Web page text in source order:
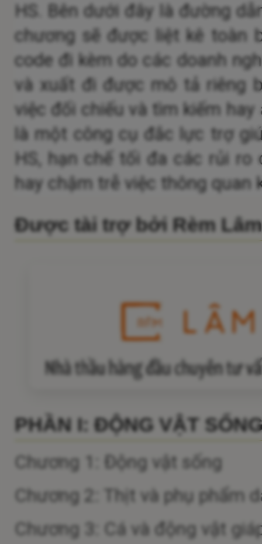
HS.
Bên dưới đây là đường
chương sẽ được liệt kê toàn
code đi kèm do các doanh
và xuất đi được mô tả riêng
việc đối chiếu và tìm kiếm
là một công cụ đắc lực trợ
HS, hạn chế tối đa các rủi
hay chậm trễ việc thông quan
Được tài trợ bởi Rèm
PHẦN I: ĐỘNG VẬT
Chương 1: Động vật sống
Chương 2: Thịt và phụ phẩm
Chương 3: Cá và động vật